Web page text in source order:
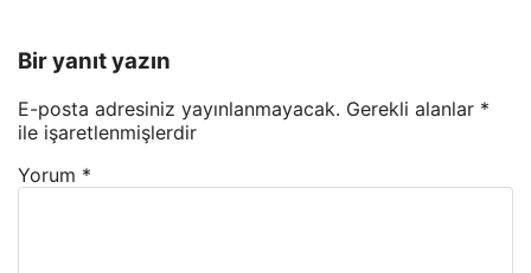
Bir yanıt yazın
E-posta adresiniz yayınlanmayacak. Gerekli alanlar *
ile işaretlenmişlerdir
Yorum *